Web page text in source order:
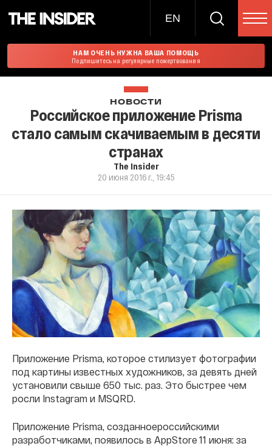
EN
НАМ ОЧЕНЬ НУЖНА ВАША ПОМОЩЬ
Подпишитесь на регулярные пожертвования
НОВОСТИ
Российское приложение Prisma
стало самым скачиваемым в десяти
странах
The Insider
20 июня 2016 г., 19:45
Приложение Prisma, которое стилизует фотографии
под картины известных художников, за девять дней
установили свыше 650 тыс. раз. Это быстрее чем
росли Instagram и MSQRD.
Приложение Prisma, созданноероссийскими
разработчиками, появилось в AppStore 11 июня: за